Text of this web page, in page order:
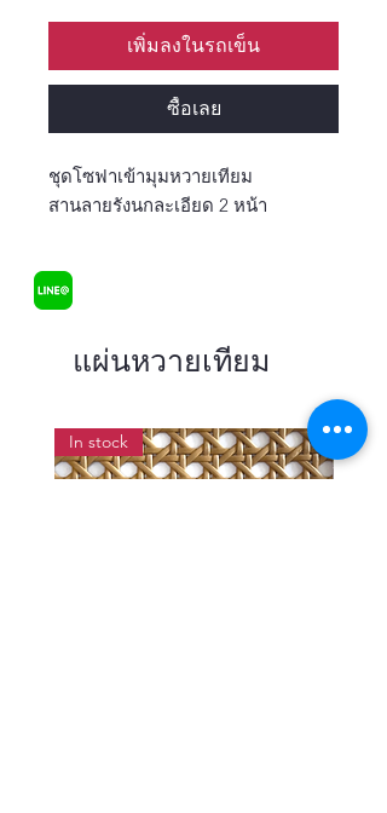
เพิ่มลงในรถเข็น
ซื้อเลย
ชุดโซฟาเข้ามุมหวายเทียม
สานลายรังนกละเอียด 2 หน้า
แผ่นหวายเทียม
In stock